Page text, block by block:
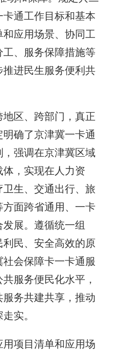
通工作目标和基本
应用场景、协同工
、服务保障措施等
进民生服务便利共
区、跨部门，真正
确了京津冀一卡通
强调在京津冀区域
，实现在人力资
生、交通出行、旅
面跨省通用、一卡
展。遵循统一组
民、安全高效的原
会保障卡一卡通服
服务便民化水平，
务共建共享，推动
实。
项目清单和应用场